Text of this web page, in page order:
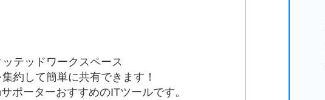
ッテッドワークスペース
約して簡単に共有できます！
ポーターおすすめのITツールです。